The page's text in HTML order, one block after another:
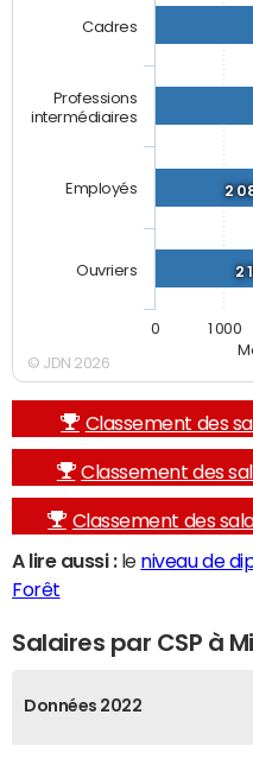
2
2
Cadres
Professions
intermédiaires
Employés
Ouvriers
0 1 000
© JDN 2026
Classement des
Classement des
Classement des
A lire aussi :le niveau de
Forêt
Salaires par CSP à
Données 2022